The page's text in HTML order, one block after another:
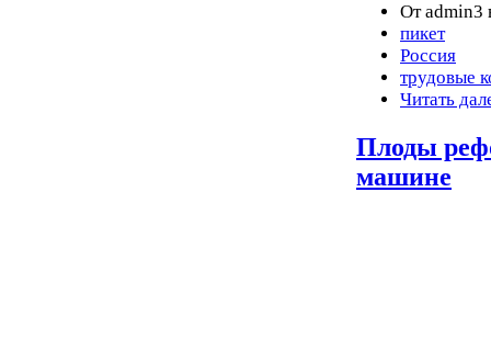
От admin3
пикет
Россия
трудовые
Читать
Плоды
машине